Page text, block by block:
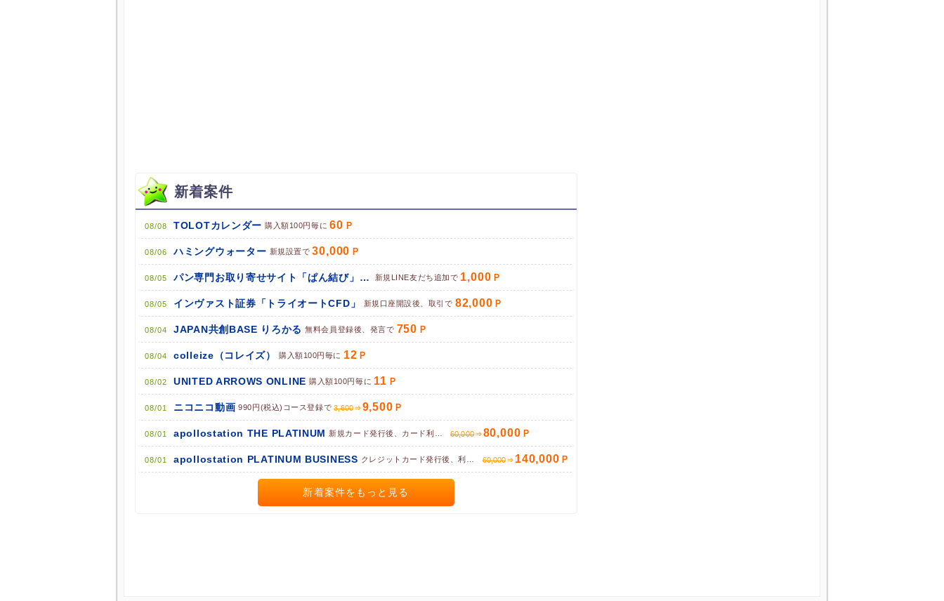
ポイント広告に関するFAQはこちら
新着案件
08/08 TOLOTカレンダー 購入額100円毎に 60
08/06 ハミングウォーター 新規設置で 30,000
08/05 パン専門お取り寄せサイト「ぱん結び」（LINE友だち追加） 新規LINE友だち追加で 1,000
08/05 インヴァスト証券「トライオートCFD」 新規口座開設後、取引で 82,000
08/04 JAPAN共創BASE りろかる 無料会員登録後、発言で 750
08/04 colleize（コレイズ） 購入額100円毎に 12
08/02 UNITED ARROWS ONLINE 購入額100円毎に 11
08/01 ニコニコ動画 990円(税込)コース登録で 3,600 9,500
08/01 apollostation THE PLATINUM 60,000 80,000
08/01 apollostation PLATINUM BUSINESS 60,000 140,000
新着案件をもっと見る